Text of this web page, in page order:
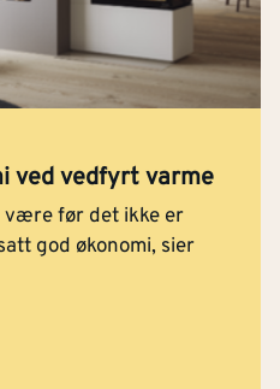
ved vedfyrt varme
være før det ikke er
god økonomi, sier